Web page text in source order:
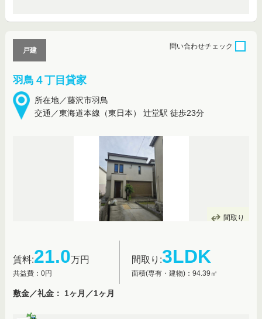
羽鳥４丁目貸家
所在地／藤沢市羽鳥
交通／東海道本線（東日本） 辻堂駅 徒歩23分
戸建
問い合わせチェック
間取り
賃料:21.0万円
共益費：0円
間取り:3LDK
面積(専有・建物)：94.39㎡
敷金／礼金： 1ヶ月／1ヶ月